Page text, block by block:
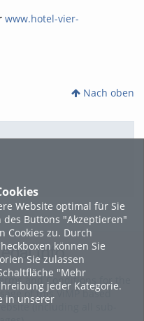
Website optimal für Sie
Buttons "Akzeptieren"
Cookies zu. Durch
können Sie
Sie zulassen
"Mehr
jeder Kategorie.
in unserer
www.hotel-vier-
Nach oben
Info
and Conditions for the
of this ViMP based
(including all sub-